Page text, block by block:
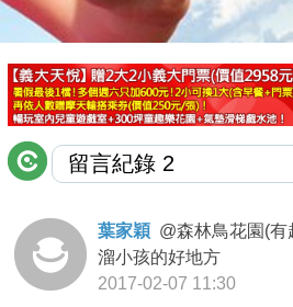
推薦景點
討論區
聯絡我們
APP下載
葉家穎 @森林鳥花園(有
溜小孩的好地方
2017-02-07 11:30